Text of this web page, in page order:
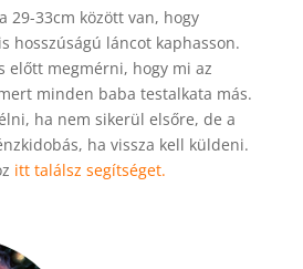
29-33cm között van, hogy
hosszúságú láncot kaphasson.
előtt megmérni, hogy mi az
minden baba testalkata más.
ha nem sikerül elsőre, de a
ha vissza kell küldeni.
itt találsz segítséget.